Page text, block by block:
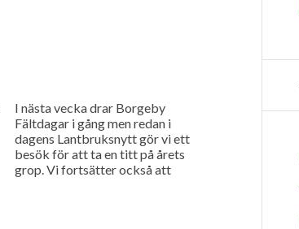
I nästa vecka drar Borgeby
Fältdagar i gång men redan i
dagens Lantbruksnytt gör vi ett
besök för att ta en titt på årets
grop. Vi fortsätter också att